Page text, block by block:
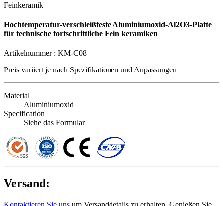
Feinkeramik
Hochtemperatur-verschleißfeste Aluminiumoxid-Al2O3-Platte
für technische fortschrittliche Fein keramiken
Artikelnummer : KM-C08
Preis variiert je nach Spezifikationen und Anpassungen
Material
Aluminiumoxid
Specification
Siehe das Formular
Versand: